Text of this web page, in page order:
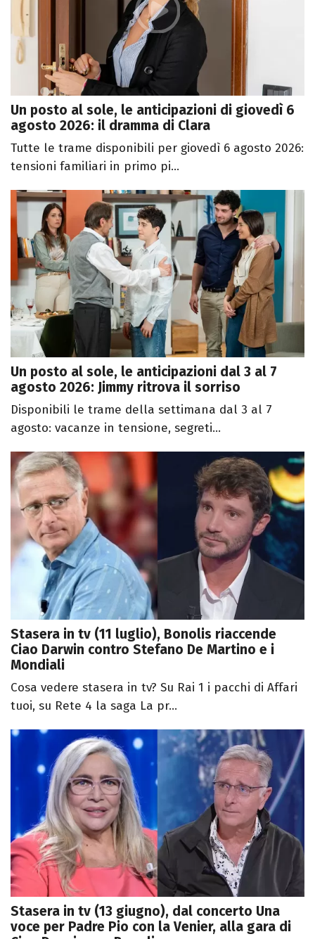
Un posto al sole, le anticipazioni di giovedì 6
agosto 2026: il dramma di Clara
Tutte le trame disponibili per giovedì 6 agosto 2026:
tensioni familiari in primo pi...
Un posto al sole, le anticipazioni dal 3 al 7
agosto 2026: Jimmy ritrova il sorriso
Disponibili le trame della settimana dal 3 al 7
agosto: vacanze in tensione, segreti...
Stasera in tv (11 luglio), Bonolis riaccende
Ciao Darwin contro Stefano De Martino e i
Mondiali
Cosa vedere stasera in tv? Su Rai 1 i pacchi di Affari
tuoi, su Rete 4 la saga La pr...
Stasera in tv (13 giugno), dal concerto Una
voce per Padre Pio con la Venier, alla gara di